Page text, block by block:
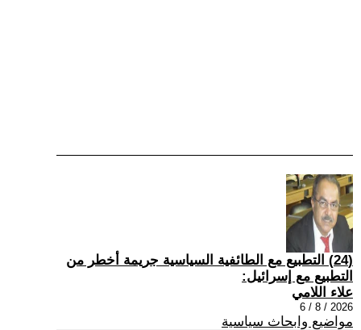
(24) التطبيع مع الطائفية السياسية جريمة أخطر من
التطبيع مع إسرائيل:
علاء اللامي
2026 / 8 / 6
مواضيع وابحاث سياسية